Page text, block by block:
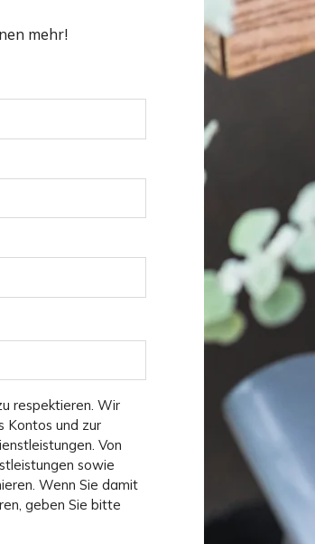
mehr!
respektieren. Wir
Kontos und zur
Von
sowie
Wenn Sie damit
geben Sie bitte